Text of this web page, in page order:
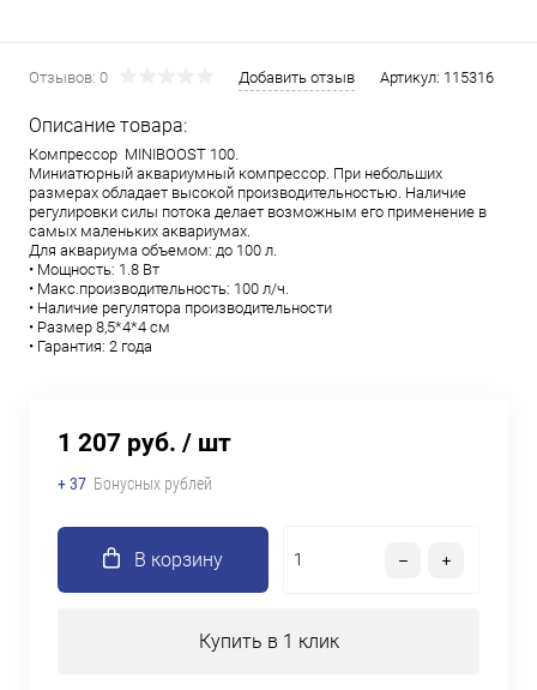
Отзывов: 0 Добавить отзыв Артикул: 115316
Описание товара:
Компрессор MINIBOOST 100.
Миниатюрный аквариумный компрессор. При небольших
размерах обладает высокой производительностью. Наличие
регулировки силы потока делает возможным его применение в
самых маленьких аквариумах.
Для аквариума объемом: до 100 л.
• Мощность: 1.8 Вт
• Макс.производительность: 100 л/ч.
• Наличие регулятора производительности
• Размер 8,5*4*4 см
• Гарантия: 2 года
1 207 руб. / шт
+ 37 Бонусных рублей
В корзину
Купить в 1 клик